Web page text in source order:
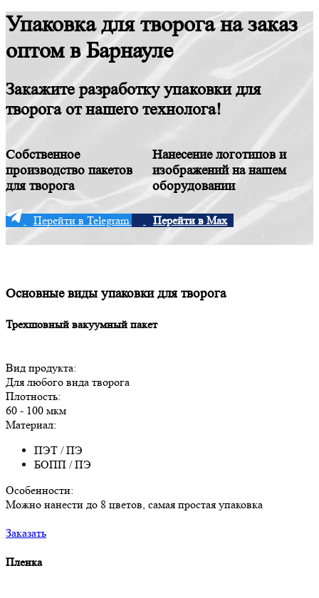
Упаковка для творога на заказ
оптом в Барнауле
Закажите разработку упаковки для
творога от нашего технолога!
Собственное
производство пакетов
для творога
Нанесение логотипов и
изображений на нашем
оборудовании
Перейти в Telegram Перейти в Max
Основные виды упаковки для творога
Трехшовный вакуумный пакет
Вид продукта:
Для любого вида творога
Плотность:
60 - 100 мкм
Материал:
ПЭТ / ПЭ
БОПП / ПЭ
Особенности:
Можно нанести до 8 цветов, самая простая упаковка
Заказать
Пленка